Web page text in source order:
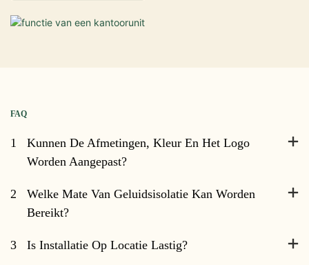
FAQ
1
Kunnen De Afmetingen, Kleur En Het Logo
Worden Aangepast?
2
Welke Mate Van Geluidsisolatie Kan Worden
Bereikt?
3 Is Installatie Op Locatie Lastig?